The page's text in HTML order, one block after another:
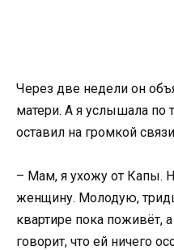
Через две недели он
матери. А я услышала по
оставил на громкой
– Мам, я ухожу от Капы.
женщину. Молодую,
квартире пока поживёт,
говорит, что ей ничего